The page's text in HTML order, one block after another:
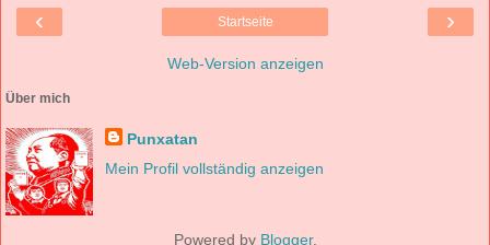
‹ ›
Startseite
Web-Version anzeigen
Über mich
Punxatan
Mein Profil vollständig anzeigen
Powered by Blogger.